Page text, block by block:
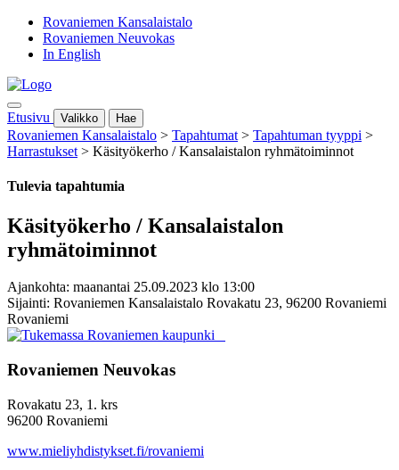
Rovaniemen Kansalaistalo
Rovaniemen Neuvokas
In English
Etusivu Valikko Hae
Rovaniemen Kansalaistalo > Tapahtumat > Tapahtuman tyyppi >
Harrastukset > Käsityökerho / Kansalaistalon ryhmätoiminnot
Tulevia tapahtumia
Käsityökerho / Kansalaistalon
ryhmätoiminnot
Ajankohta: maanantai 25.09.2023 klo 13:00
Sijainti: Rovaniemen Kansalaistalo Rovakatu 23, 96200 Rovaniemi
Rovaniemi
Rovaniemen Neuvokas
Rovakatu 23, 1. krs
96200 Rovaniemi
www.mieliyhdistykset.fi/rovaniemi